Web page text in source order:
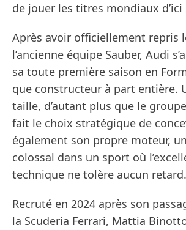
de jouer les titres mondiaux d’ici
Après avoir officiellement repris
l’ancienne équipe Sauber, Audi
sa toute première saison en
que constructeur à part entière.
taille, d’autant plus que le
fait le choix stratégique de
également son propre moteur,
colossal dans un sport où
technique ne tolère aucun retard.
Recruté en 2024 après son
la Scuderia Ferrari, Mattia